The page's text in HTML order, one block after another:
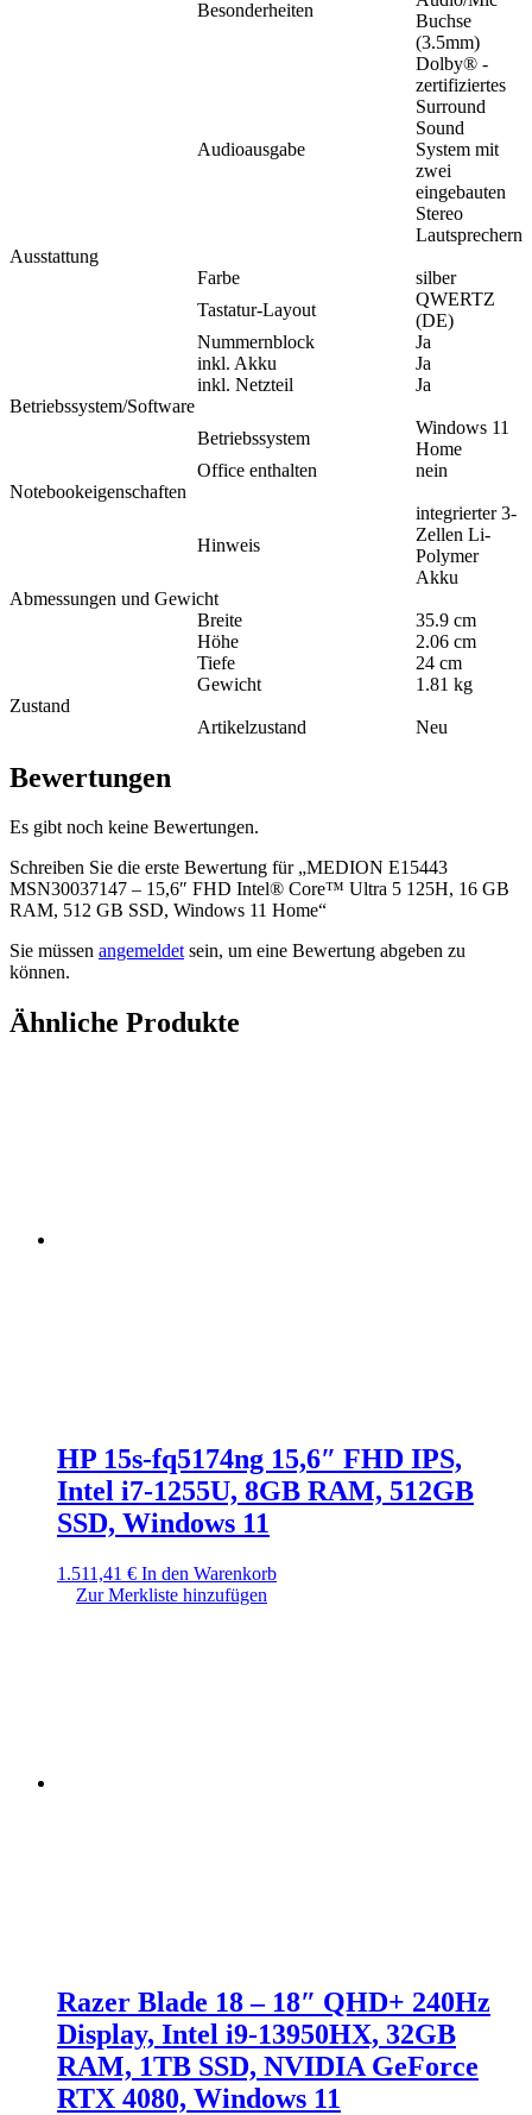
Besonderheiten
Buchse
(3.5mm)
Audioausgabe
Dolby® -
zertifiziertes
Surround
Sound
System mit
zwei
eingebauten
Stereo
Lautsprechern
Ausstattung
Farbe
silber
Tastatur-Layout
QWERTZ
(DE)
Nummernblock
Ja
inkl. Akku
Ja
inkl. Netzteil
Ja
Betriebssystem/Software
Betriebssystem
Windows 11
Home
Office enthalten
nein
Notebookeigenschaften
Hinweis
integrierter 3-
Zellen Li-
Polymer
Akku
Abmessungen und Gewicht
Breite
35.9 cm
Höhe
2.06 cm
Tiefe
24 cm
Gewicht
1.81 kg
Zustand
Artikelzustand
Neu
Bewertungen
Es gibt noch keine Bewertungen.
Schreiben Sie die erste Bewertung für „MEDION E15443
MSN30037147 – 15,6″ FHD Intel® Core™ Ultra 5 125H, 16 GB
RAM, 512 GB SSD, Windows 11 Home“
Sie müssen angemeldetsein, um eine Bewertung abgeben zu
können.
Ähnliche Produkte
HP 15s-fq5174ng 15,6″ FHD IPS,
Intel i7-1255U, 8GB RAM, 512GB
SSD, Windows 11
1.511,41 € In den Warenkorb
Zur Merkliste hinzufügen
Razer Blade 18 – 18″ QHD+ 240Hz
Display, Intel i9-13950HX, 32GB
RAM, 1TB SSD, NVIDIA GeForce
RTX 4080, Windows 11